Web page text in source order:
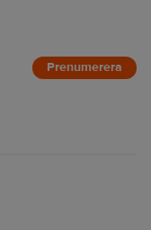
Prenumerera